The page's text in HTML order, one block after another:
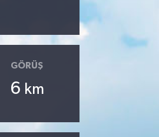
GÖRÜŞ
6 km